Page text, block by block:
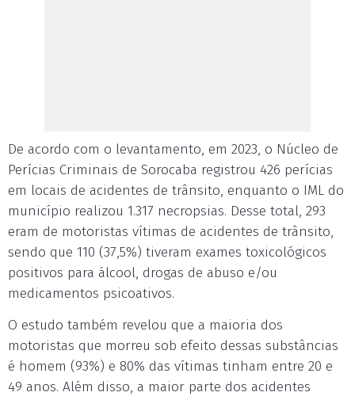
De acordo com o levantamento, em 2023, o Núcleo de
Perícias Criminais de Sorocaba registrou 426 perícias
em locais de acidentes de trânsito, enquanto o IML do
município realizou 1.317 necropsias. Desse total, 293
eram de motoristas vítimas de acidentes de trânsito,
sendo que 110 (37,5%) tiveram exames toxicológicos
positivos para álcool, drogas de abuso e/ou
medicamentos psicoativos.
O estudo também revelou que a maioria dos
motoristas que morreu sob efeito dessas substâncias
é homem (93%) e 80% das vítimas tinham entre 20 e
49 anos. Além disso, a maior parte dos acidentes